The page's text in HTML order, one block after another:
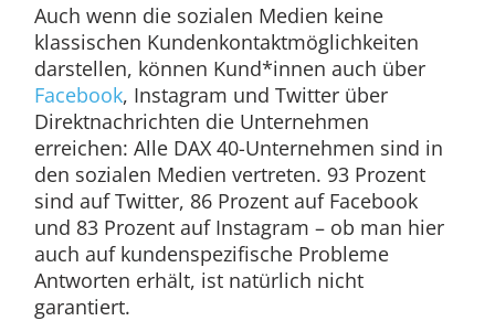
Auch wenn die sozialen Medien keine
klassischen Kundenkontaktmöglichkeiten
darstellen, können Kund*innen auch über
Facebook, Instagram und Twitter über
Direktnachrichten die Unternehmen
erreichen: Alle DAX 40-Unternehmen sind in
den sozialen Medien vertreten. 93 Prozent
sind auf Twitter, 86 Prozent auf Facebook
und 83 Prozent auf Instagram – ob man hier
auch auf kundenspezifische Probleme
Antworten erhält, ist natürlich nicht
garantiert.